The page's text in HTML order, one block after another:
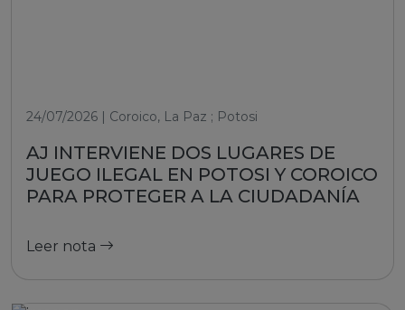
24/07/2026 | Coroico, La Paz ; Potosi
AJ INTERVIENE DOS LUGARES DE
JUEGO ILEGAL EN POTOSI Y COROICO
PARA PROTEGER A LA CIUDADANÍA
Leer nota